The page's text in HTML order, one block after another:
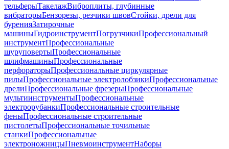
тельферыТакелажВиброплиты, глубинные
вибраторыБензорезы, резчики швовСтойки, дрели для
буренияЗатирочные
машиныГидроинструментПогрузчикиПрофессиональный
инструментПрофессиональные
шуруповертыПрофессиональные
шлифмашиныПрофессиональные
перфораторыПрофессиональные циркулярные
пилыПрофессиональные электролобзикиПрофессиональные
дрелиПрофессиональные фрезерыПрофессиональные
мультиинструментыПрофессиональные
электрорубанкиПрофессиональные строительные
феныПрофессиональные строительные
пистолетыПрофессиональные точильные
станкиПрофессиональные
электроножницыПневмоинструментНаборы